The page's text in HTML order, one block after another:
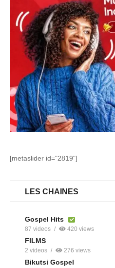
[metaslider id="2819"]
LES CHAINES
Gospel Hits
87 videos 420 views
FILMS
2 videos 276 views
Bikutsi Gospel